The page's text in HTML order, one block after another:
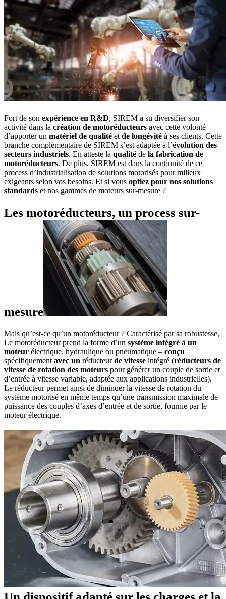
Fort de son expérience en R&D, SIREM a su diversifier son
activité dans la création de motoréducteurs avec cette volonté
d’apporter un matériel de qualité et de longévité à ses clients. Cette
branche complémentaire de SIREM s’est adaptée à l’évolution des
secteurs industriels. En atteste la qualité de la fabrication de
motoréducteurs. De plus, SIREM est dans la continuité de ce
process d’industrialisation de solutions motorisés pour milieux
exigeants selon vos besoins. Et si vous optiez pour nos solutions
standards et nos gammes de moteurs sur-mesure ?
Les motoréducteurs, un process sur-
mesure
Mais qu’est-ce qu’un motoréducteur ? Caractérisé par sa robustesse,
Le motoréducteur prend la forme d’un système intégré à un
moteur électrique, hydraulique ou pneumatique – conçu
spécifiquement avec un réducteurde vitesse intégré (réducteurs de
vitesse de rotation des moteurs pour générer un couple de sortie et
d’entrée à vitesse variable, adaptée aux applications industrielles).
Le réducteur permet ainsi de diminuer la vitesse de rotation du
système motorisé en même temps qu’une transmission maximale de
puissance des couples d’axes d’entrée et de sortie, fournie par le
moteur électrique.